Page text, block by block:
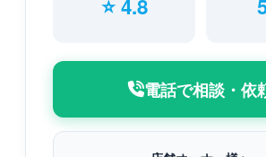
⭐ 4.8
電話で相談・依